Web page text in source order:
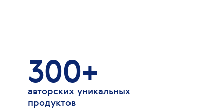
300+
авторских уникальных
продуктов